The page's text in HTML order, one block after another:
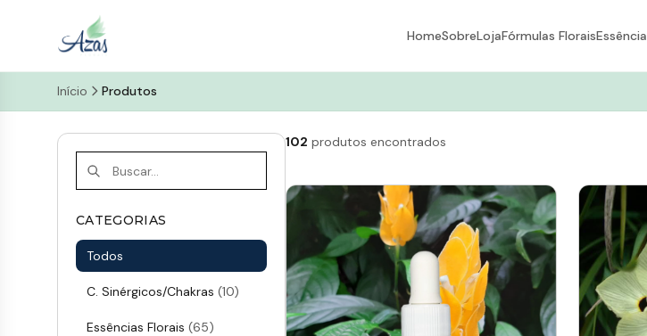
HomeSobreLojaFórmulas Florais
Início Produtos
CATEGORIAS
Todos
C. Sinérgicos/Chakras (10)
Essências Florais (65)
102 produtos encontrados